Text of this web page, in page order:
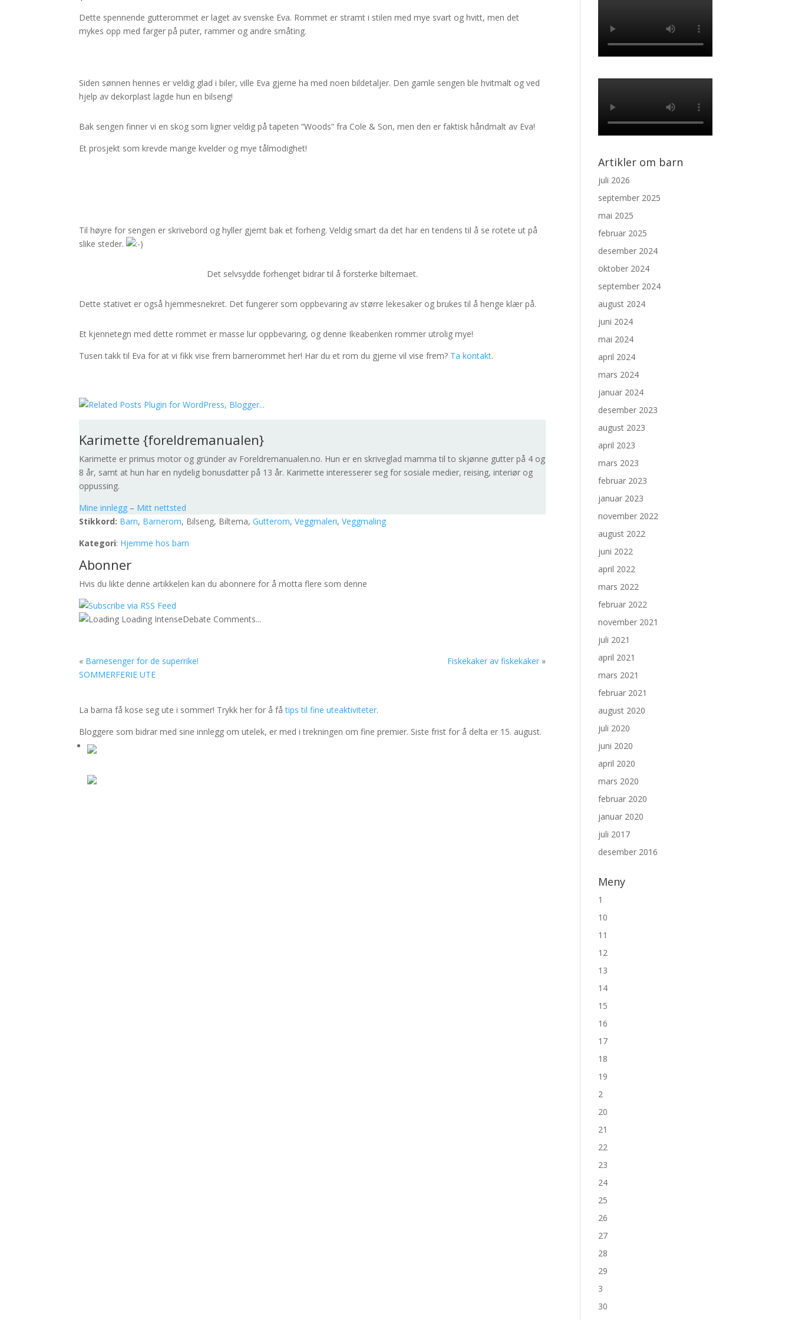
Dette spennende gutterommet er laget av svenske Eva. Rommet er stramt i stilen med mye svart og hvitt, men det
mykes opp med farger på puter, rammer og andre småting.
Siden sønnen hennes er veldig glad i biler, ville Eva gjerne ha med noen bildetaljer. Den gamle sengen ble hvitmalt og ved
hjelp av dekorplast lagde hun en bilseng!
Bak sengen finner vi en skog som ligner veldig på tapeten “Woods” fra Cole & Son, men den er faktisk håndmalt av Eva!
Et prosjekt som krevde mange kvelder og mye tålmodighet!
Til høyre for sengen er skrivebord og hyller gjemt bak et forheng. Veldig smart da det har en tendens til å se rotete ut på
slike steder.
Det selvsydde forhenget bidrar til å forsterke biltemaet.
Dette stativet er også hjemmesnekret. Det fungerer som oppbevaring av større lekesaker og brukes til å henge klær på.
Et kjennetegn med dette rommet er masse lur oppbevaring, og denne Ikeabenken rommer utrolig mye!
Tusen takk til Eva for at vi fikk vise frem barnerommet her! Har du et rom du gjerne vil vise frem? Ta kontakt.
Karimette {foreldremanualen}
Karimette er primus motor og gründer av Foreldremanualen.no. Hun er en skriveglad mamma til to skjønne gutter på 4 og
8 år, samt at hun har en nydelig bonusdatter på 13 år. Karimette interesserer seg for sosiale medier, reising, interiør og
oppussing.
Mine innlegg – Mitt nettsted
Stikkord: Barn, Barnerom, Bilseng, Biltema,Gutterom,Veggmaleri,Veggmaling
Kategori: Hjemme hos barn
Abonner
Hvis du likte denne artikkelen kan du abonnere for å motta flere som denne
Loading IntenseDebate Comments...
« Barnesenger for de superrike! Fiskekaker av fiskekaker »
SOMMERFERIE UTE
La barna få kose seg ute i sommer! Trykk her for å fåtips til fine uteaktiviteter.
Bloggere som bidrar med sine innlegg om utelek, er med i trekningen om fine premier. Siste frist for å delta er 15. august.
Artikler om barn
juli 2026
september 2025
mai 2025
februar 2025
desember 2024
oktober 2024
september 2024
august 2024
juni 2024
mai 2024
april 2024
mars 2024
januar 2024
desember 2023
august 2023
april 2023
mars 2023
februar 2023
januar 2023
november 2022
august 2022
juni 2022
april 2022
mars 2022
februar 2022
november 2021
juli 2021
april 2021
mars 2021
februar 2021
august 2020
juli 2020
juni 2020
april 2020
mars 2020
februar 2020
januar 2020
juli 2017
desember 2016
Meny
1
10
11
12
13
14
15
16
17
18
19
2
20
21
22
23
24
25
26
27
28
29
3
30